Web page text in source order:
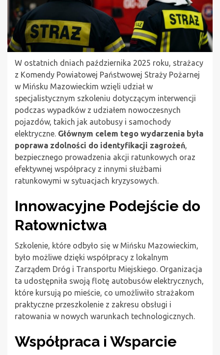
W ostatnich dniach października 2025 roku, strażacy
z Komendy Powiatowej Państwowej Straży Pożarnej
w Mińsku Mazowieckim wzięli udział w
specjalistycznym szkoleniu dotyczącym interwencji
podczas wypadków z udziałem nowoczesnych
pojazdów, takich jak autobusy i samochody
elektryczne. Głównym celem tego wydarzenia była
poprawa zdolności do identyfikacji zagrożeń,
bezpiecznego prowadzenia akcji ratunkowych oraz
efektywnej współpracy z innymi służbami
ratunkowymi w sytuacjach kryzysowych.
Innowacyjne Podejście do
Ratownictwa
Szkolenie, które odbyło się w Mińsku Mazowieckim,
było możliwe dzięki współpracy z lokalnym
Zarządem Dróg i Transportu Miejskiego. Organizacja
ta udostępniła swoją flotę autobusów elektrycznych,
które kursują po mieście, co umożliwiło strażakom
praktyczne przeszkolenie z zakresu obsługi i
ratowania w nowych warunkach technologicznych.
Współpraca i Wsparcie